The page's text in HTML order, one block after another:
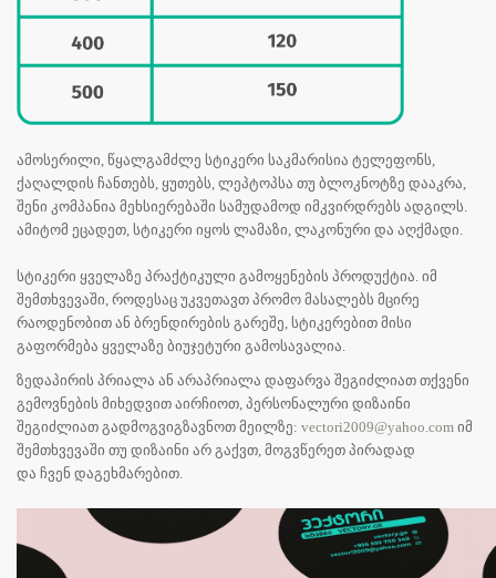
ამოსერილი, წყალგამძლე სტიკერი საკმარისია ტელეფონს,
ქაღალდის ჩანთებს, ყუთებს, ლეპტოპსა თუ ბლოკნოტზე დააკრა,
შენი კომპანია მეხსიერებაში სამუდამოდ იმკვირდრებს ადგილს.
ამიტომ ეცადეთ, სტიკერი იყოს ლამაზი, ლაკონური და აღქმადი.
სტიკერი ყველაზე პრაქტიკული გამოყენების პროდუქტია. იმ
შემთხვევაში, როდესაც უკვეთავთ პრომო მასალებს მცირე
რაოდენობით ან ბრენდირების გარეშე, სტიკერებით მისი
გაფორმება ყველაზე ბიუჯეტური გამოსავალია.
ზედაპირის პრიალა ან არაპრიალა დაფარვა შეგიძლიათ თქვენი
გემოვნების მიხედვით აირჩიოთ, პერსონალური დიზაინი
შეგიძლიათ გადმოგვიგზავნოთ მეილზე: vectori2009@yahoo.com იმ
შემთხვევაში თუ დიზაინი არ გაქვთ, მოგვწერეთ პირადად
და ჩვენ დაგეხმარებით.